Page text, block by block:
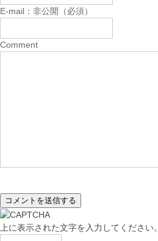
E-mail：非公開（必須）
Comment
上に表示された文字を入力してください。